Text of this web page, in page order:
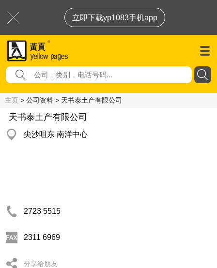
立即下载yp1083手机app
主页 > 公司资料 > 天书泰土产有限公司
天书泰土产有限公司
尖沙咀东 南洋中心
2723 5515
2311 6969
分享给朋友